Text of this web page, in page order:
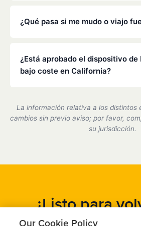
calibración cada 30 a 90 días.
rápidas.
¿Qué pasa si me mudo o viajo
te mudas o viajas, podemos
servicio en uno de nuestros
¿Está aprobado el dispositivo de
bajo coste en California?
de encendido certificado por el
y cumplimos plenamente con
La información relativa a los distintos
cambios sin previo aviso; por favor,
su jurisdicción.
¿Listo para
Our Cookie Policy